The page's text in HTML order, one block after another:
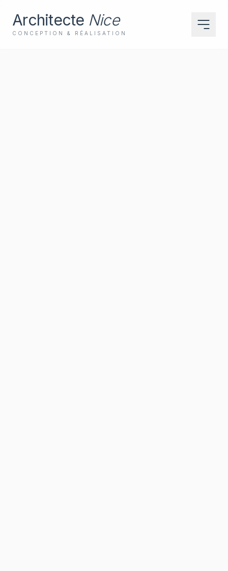
Architecte Nice
CONCEPTION & RÉALISATION